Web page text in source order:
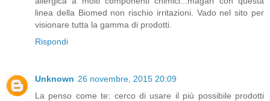
linea della Biomed non rischio irritazioni. Vado nel sito per
visionare tutta la gamma di prodotti.
Rispondi
Unknown 26 novembre, 2015 20:09
La penso come te: cerco di usare il più possibile prodotti